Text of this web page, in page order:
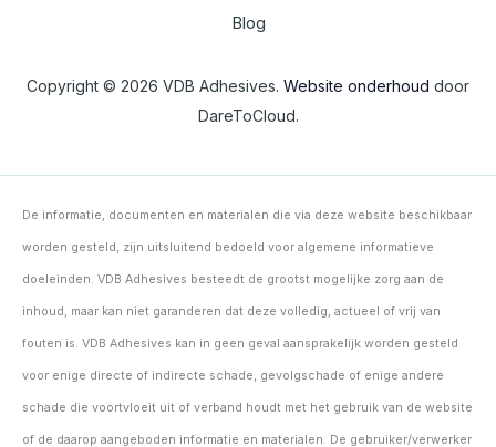
Blog
Copyright © 2026 VDB Adhesives. Website onderhoud door
DareToCloud.
De informatie, documenten en materialen die via deze website beschikbaar
worden gesteld, zijn uitsluitend bedoeld voor algemene informatieve
doeleinden. VDB Adhesives besteedt de grootst mogelijke zorg aan de
inhoud, maar kan niet garanderen dat deze volledig, actueel of vrij van
fouten is. VDB Adhesives kan in geen geval aansprakelijk worden gesteld
voor enige directe of indirecte schade, gevolgschade of enige andere
schade die voortvloeit uit of verband houdt met het gebruik van de website
of de daarop aangeboden informatie en materialen. De gebruiker/verwerker